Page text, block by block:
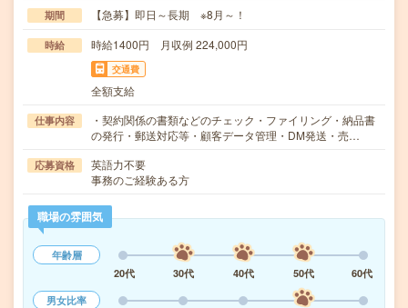
期間 【急募】即日～長期 ※8月～！
時給 時給1400円 月収例 224,000円
交通費
全額支給
仕事内容
・契約関係の書類などのチェック・ファイリング・納品書
の発行・郵送対応等・顧客データ管理・DM発送・売…
応募資格
英語力不要
事務のご経験ある方
職場の雰囲気
年齢層
20代
30代 40代 50代
60代
男女比率